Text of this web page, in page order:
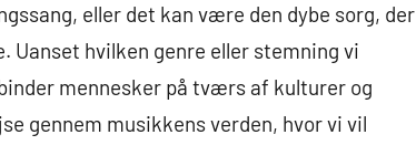
eller det kan være den dybe sorg, der
Uanset hvilken genre eller stemning vi
mennesker på tværs af kulturer og
gennem musikkens verden, hvor vi vil